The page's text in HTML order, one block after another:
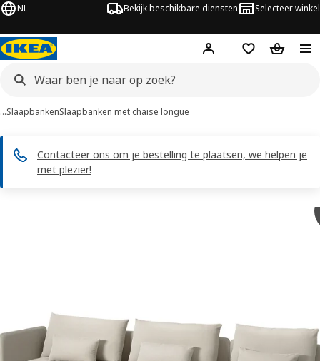
NL Bekijk beschikbare diensten Selecteer winkel
Hej! Log inVerlanglijstje
…SlaapbankenSlaapbanken met chaise longue
Contacteer ons om je bestelling te plaatsen, we helpen je
met plezier!